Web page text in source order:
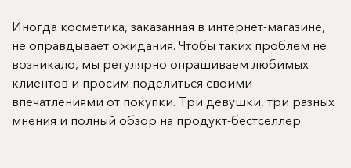
Иногда косметика, заказанная в интернет-магазине,
не оправдывает ожидания. Чтобы таких проблем не
возникало, мы регулярно опрашиваем любимых
клиентов и просим поделиться своими
впечатлениями от покупки. Три девушки, три разных
мнения и полный обзор на продукт-бестселлер.